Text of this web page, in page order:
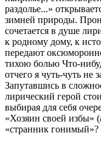
раздолье...»
зимней природы.
сочетается в душе
к родному дому, к
передают
тихою болью Что-
отчего я чуть-чуть не
Запутавшись в
лирический герой
выбирая для себя
«Хозяин своей
«странник гонимый»?